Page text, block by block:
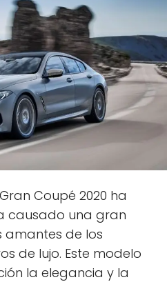
Coupé 2020 ha
causado una gran
amantes de los
de lujo. Este modelo
la elegancia y la